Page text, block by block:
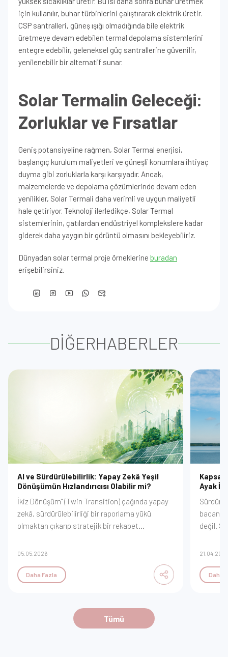
için kullanılır, buhar türbinlerini çalıştırarak elektrik üretir.
CSP santralleri, güneş ışığı olmadığında bile elektrik
üretmeye devam edebilen termal depolama sistemlerini
entegre edebilir, geleneksel güç santrallerine güvenilir,
yenilenebilir bir alternatif sunar.
Solar Termalin Geleceği:
Zorluklar ve Fırsatlar
Geniş potansiyeline rağmen, Solar Termal enerjisi,
başlangıç kurulum maliyetleri ve güneşli konumlara ihtiyaç
duyma gibi zorluklarla karşı karşıyadır. Ancak,
malzemelerde ve depolama çözümlerinde devam eden
yenilikler, Solar Termali daha verimli ve uygun maliyetli
hale getiriyor. Teknoloji ilerledikçe, Solar Termal
sistemlerinin, çatılardan endüstriyel komplekslere kadar
giderek daha yaygın bir görüntü olmasını bekleyebiliriz.
Dünyadan solar termal proje örneklerine buradan
erişebilirsiniz.
DİĞERHABERLER
AI ve Sürdürülebilirlik: Yapay Zekâ Yeşil
Dönüşümün Hızlandırıcısı Olabilir mi?
İkiz Dönüşüm" (Twin Transition) çağında yapay
zekâ, sürdürülebilirliği bir raporlama yükü
olmaktan çıkarıp stratejik bir rekabet
enerji optimizasyonundan, emisyon
tahminleme modellerine kadar dijitalleşmenin
yeşil geleceği nasıl inşa ettiğini keşfedin.
Karmaşayı algoritmalarla çözerek sürdürülebilir
vizyonuyla inceleyin.
05.05.2026
Daha Fazla
Ayak
değil.
Daha
Tümü